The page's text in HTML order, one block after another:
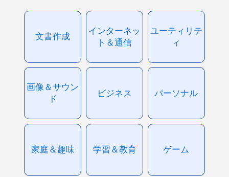
文書作成
インターネッ
ト＆通信
ユーティリテ
ィ
画像＆サウン
ド
ビジネス パーソナル
家庭＆趣味 学習＆教育 ゲーム